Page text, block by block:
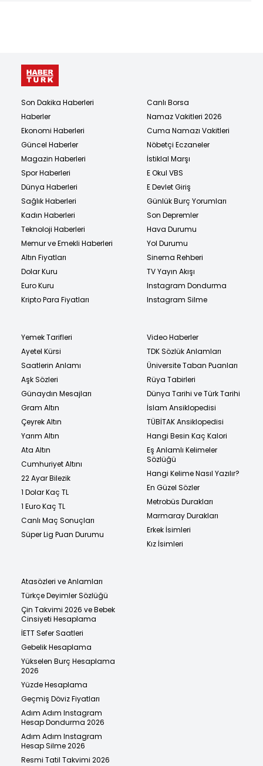
Son Dakika Haberleri
Haberler
Ekonomi Haberleri
Güncel Haberler
Magazin Haberleri
Spor Haberleri
Dünya Haberleri
Sağlık Haberleri
Kadın Haberleri
Teknoloji Haberleri
Memur ve Emekli Haberleri
Altın Fiyatları
Dolar Kuru
Euro Kuru
Kripto Para Fiyatları
Canlı Borsa
Namaz Vakitleri 2026
Cuma Namazı Vakitleri
Nöbetçi Eczaneler
İstiklal Marşı
E Okul VBS
E Devlet Giriş
Günlük Burç Yorumları
Son Depremler
Hava Durumu
Yol Durumu
Sinema Rehberi
TV Yayın Akışı
Instagram Dondurma
Instagram Silme
Yemek Tarifleri
Ayetel Kürsi
Saatlerin Anlamı
Aşk Sözleri
Günaydın Mesajları
Gram Altın
Çeyrek Altın
Yarım Altın
Ata Altın
Cumhuriyet Altını
22 Ayar Bilezik
1 Dolar Kaç TL
1 Euro Kaç TL
Canlı Maç Sonuçları
Süper Lig Puan Durumu
Video Haberler
TDK Sözlük Anlamları
Üniversite Taban Puanları
Rüya Tabirleri
Dünya Tarihi ve Türk Tarihi
İslam Ansiklopedisi
TÜBİTAK Ansiklopedisi
Hangi Besin Kaç Kalori
Eş Anlamlı Kelimeler
Sözlüğü
Hangi Kelime Nasıl Yazılır?
En Güzel Sözler
Metrobüs Durakları
Marmaray Durakları
Erkek İsimleri
Kız İsimleri
Atasözleri ve Anlamları
Türkçe Deyimler Sözlüğü
Çin Takvimi 2026 ve Bebek
Cinsiyeti Hesaplama
İETT Sefer Saatleri
Gebelik Hesaplama
Yükselen Burç Hesaplama
2026
Yüzde Hesaplama
Geçmiş Döviz Fiyatları
Adım Adım Instagram
Hesap Dondurma 2026
Adım Adım Instagram
Hesap Silme 2026
Resmi Tatil Takvimi 2026